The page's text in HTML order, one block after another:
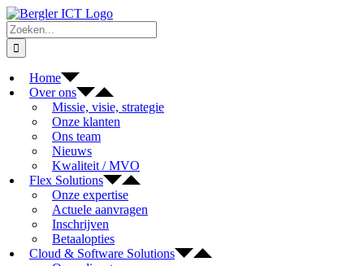
Ga
naar
inhoud
Zoeken
naar:
Home
Over ons
Missie, visie, strategie
Onze klanten
Ons team
Nieuws
Kwaliteit / MVO
Flex Solutions
Onze expertise
Actuele aanvragen
Inschrijven
Betaalopties
Cloud & Software Solutions